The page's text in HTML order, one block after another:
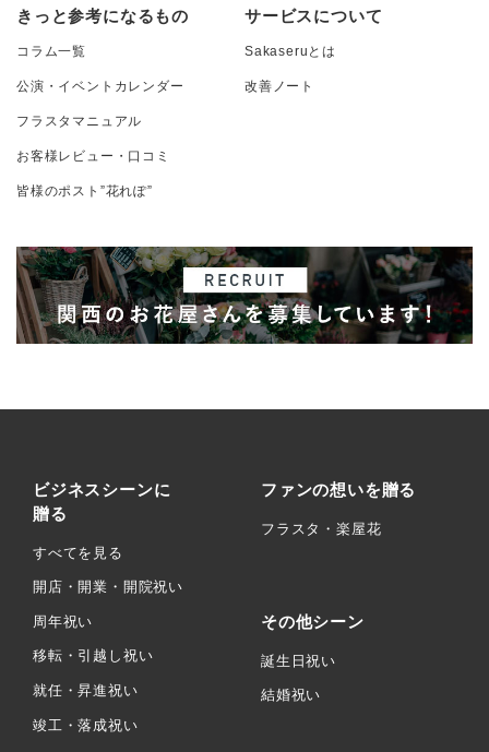
きっと参考になるもの
コラム一覧
公演・イベントカレンダー
フラスタマニュアル
お客様レビュー・口コミ
皆様のポスト”花れぽ”
サービスについて
Sakaseruとは
改善ノート
ビジネスシーンに
贈る
すべてを見る
開店・開業・開院祝い
周年祝い
移転・引越し祝い
就任・昇進祝い
竣工・落成祝い
ファンの想いを贈る
フラスタ・楽屋花
その他シーン
誕生日祝い
結婚祝い